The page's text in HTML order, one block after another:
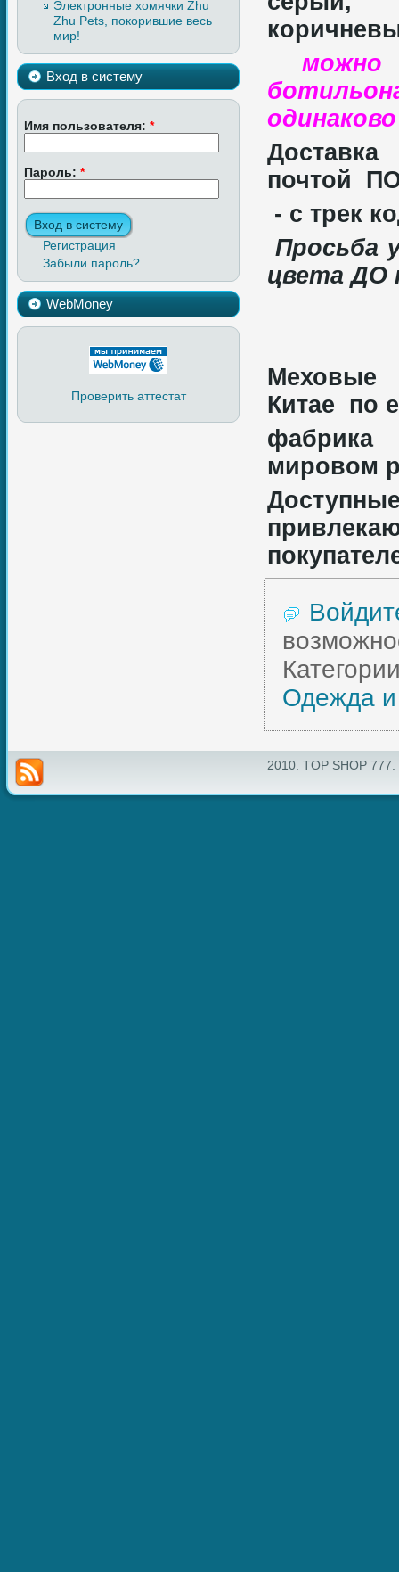
Электронные хомячки Zhu
Zhu Pets, покорившие весь
мир!
Вход в систему
Имя пользователя: *
Пароль: *
Регистрация
Забыли пароль?
WebMoney
Проверить аттестат
можно
Доставка
почтой
- с трек
Просьба
цвета ДО
Меховые
Китае по
мировом
Одежда и
2010. TOP SHOP 777.